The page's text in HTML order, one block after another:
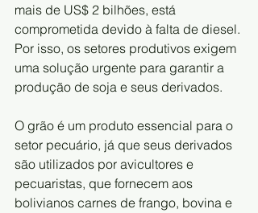
mais de US$ 2 bilhões, está
comprometida devido à falta de diesel.
Por isso, os setores produtivos exigem
uma solução urgente para garantir a
produção de soja e seus derivados.
O grão é um produto essencial para o
setor pecuário, já que seus derivados
são utilizados por avicultores e
pecuaristas, que fornecem aos
bolivianos carnes de frango, bovina e